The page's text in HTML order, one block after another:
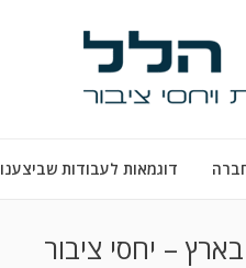
דוגמאות לעבודות שביצענו